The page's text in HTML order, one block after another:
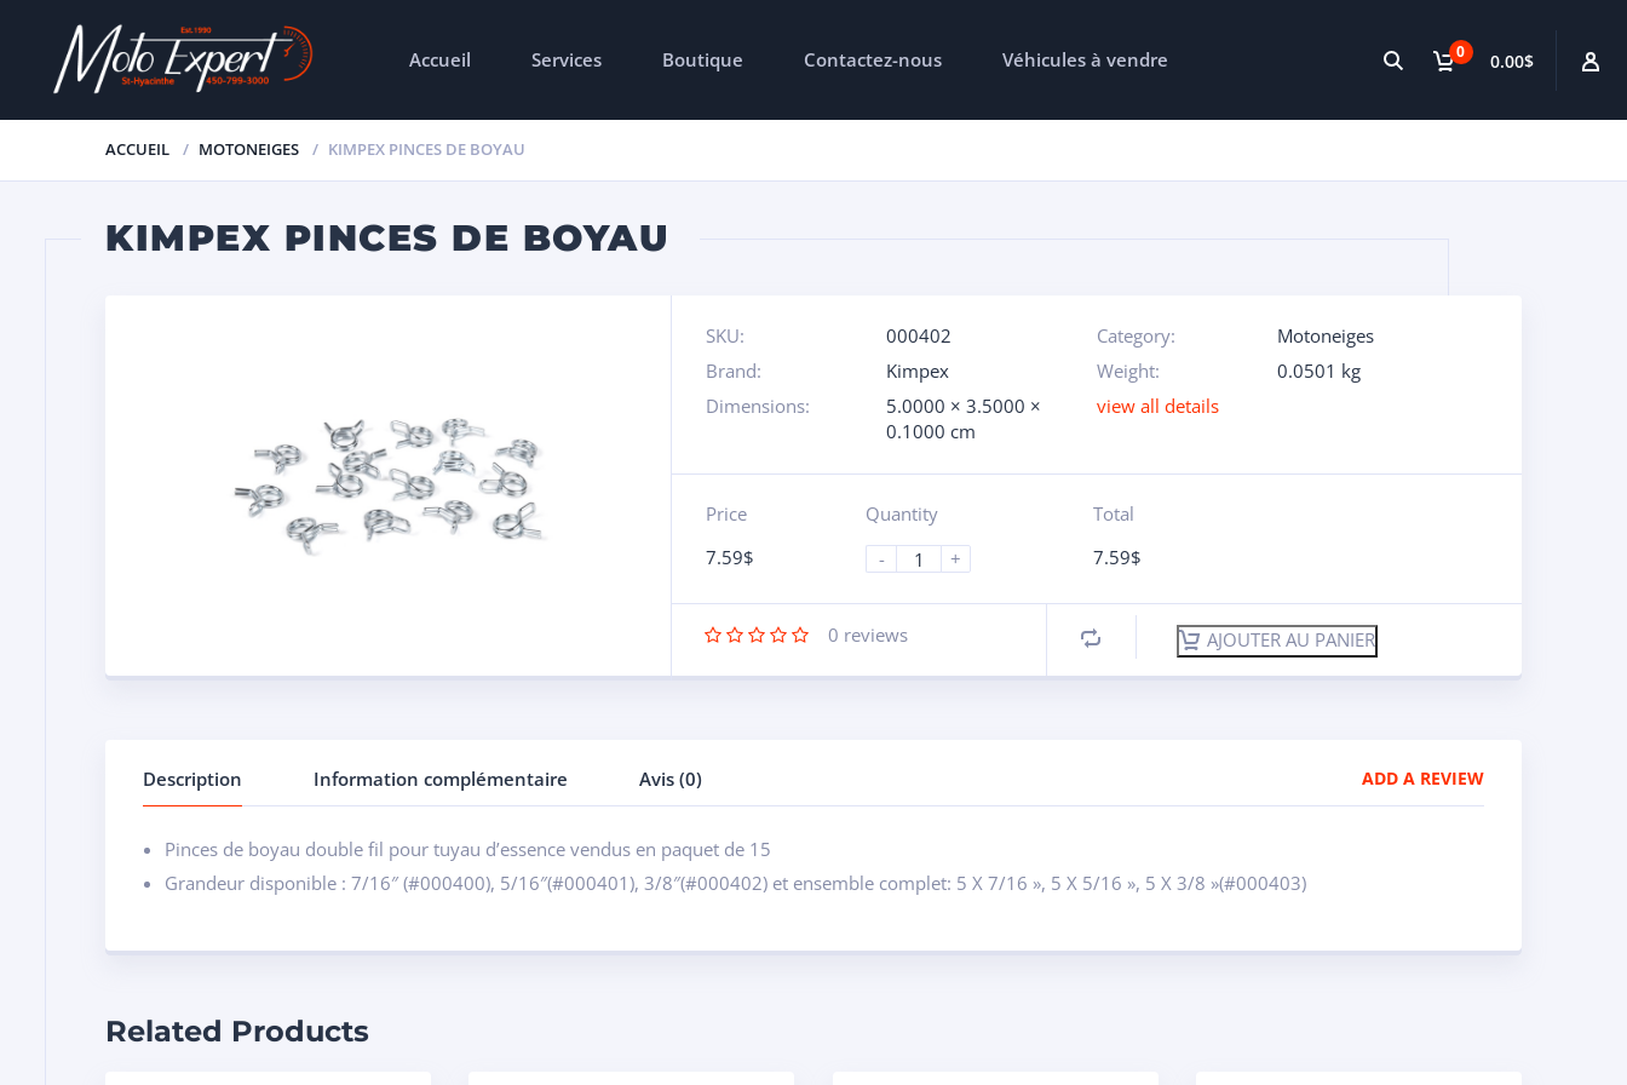
0 0.00$
Accueil Services Boutique Contactez-nous Véhicules à vendre
ACCUEIL MOTONEIGES KIMPEX PINCES DE BOYAU
KIMPEX PINCES DE BOYAU
SKU: 000402 Category:
Motoneiges
Brand:
Kimpex Weight:
0.0501 kg
Dimensions:
5.0000 × 3.5000 ×
0.1000 cm
view all details
Price
7.59$
Quantity
-
+
Total
7.59$
0 reviews AJOUTER AU PANIER
Description Information complémentaire Avis (0) ADD A REVIEW
Pinces de boyau double fil pour tuyau d’essence vendus en paquet de 15
Grandeur disponible : 7/16″ (#000400), 5/16″(#000401), 3/8″(#000402) et ensemble complet: 5 X 7/16 », 5 X 5/16 », 5 X 3/8 »(#000403)
Related Products